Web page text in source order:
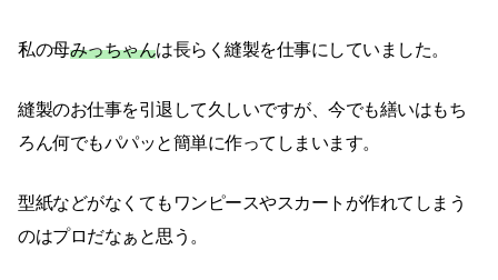
私の母みっちゃんは長らく縫製を仕事にしていました。
縫製のお仕事を引退して久しいですが、今でも繕いはもち
ろん何でもパパッと簡単に作ってしまいます。
型紙などがなくてもワンピースやスカートが作れてしまう
のはプロだなぁと思う。